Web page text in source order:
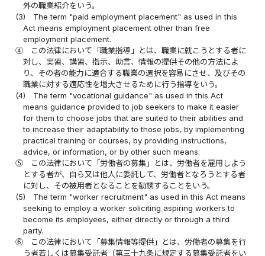
外の職業紹介をいう。
(3)
The term "paid employment placement" as used in this
Act means employment placement other than free
employment placement.
④
この法律において「職業指導」とは、職業に就こうとする者に
対し、実習、講習、指示、助言、情報の提供その他の方法によ
り、その者の能力に適合する職業の選択を容易にさせ、及びその
職業に対する適応性を増大させるために行う指導をいう。
(4)
The term "vocational guidance" as used in this Act
means guidance provided to job seekers to make it easier
for them to choose jobs that are suited to their abilities and
to increase their adaptability to those jobs, by implementing
practical training or courses, by providing instructions,
advice, or information, or by other such means.
⑤
この法律において「労働者の募集」とは、労働者を雇用しよう
とする者が、自ら又は他人に委託して、労働者となろうとする者
に対し、その被用者となることを勧誘することをいう。
(5)
The term "worker recruitment" as used in this Act means
seeking to employ a worker soliciting aspiring workers to
become its employees, either directly or through a third
party.
⑥
この法律において「募集情報等提供」とは、労働者の募集を行
う者若しくは募集受託者（第三十九条に規定する募集受託者をい